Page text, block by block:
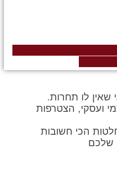
שאין לו תחרות.
ועסקי, הצטרפות
הכי חשובות
שלכם